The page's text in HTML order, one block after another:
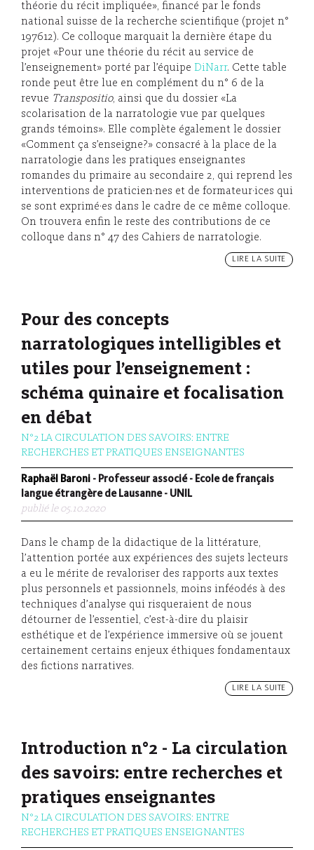
théorie du récit impliquée», financé par le fonds
national suisse de la recherche scientifique (projet n°
197612). Ce colloque marquait la dernière étape du
projet «Pour une théorie du récit au service de
l’enseignement» porté par l’équipe DiNarr. Cette table
ronde peut être lue en complément du n° 6 de la
revue Transpositio, ainsi que du dossier «La
scolarisation de la narratologie vue par quelques
grands témoins». Elle complète également le dossier
«Comment ça s’enseigne?» consacré à la place de la
narratologie dans les pratiques enseignantes
romandes du primaire au secondaire 2, qui reprend les
interventions de praticien·nes et de formateur·ices qui
se sont exprimé·es dans le cadre de ce même colloque.
On trouvera enfin le reste des contributions de ce
colloque dans n° 47 des Cahiers de narratologie.
LIRE LA SUITE
Pour des concepts
narratologiques intelligibles et
utiles pour l’enseignement :
schéma quinaire et focalisation
en débat
N°2 LA CIRCULATION DES SAVOIRS: ENTRE
RECHERCHES ET PRATIQUES ENSEIGNANTES
Raphaël Baroni - Professeur associé - Ecole de français
langue étrangère de Lausanne - UNIL
publié le 05.10.2020
Dans le champ de la didactique de la littérature,
l’attention portée aux expériences des sujets lecteurs
a eu le mérite de revaloriser des rapports aux textes
plus personnels et passionnels, moins inféodés à des
techniques d’analyse qui risqueraient de nous
détourner de l’essentiel, c’est-à-dire du plaisir
esthétique et de l’expérience immersive où se jouent
certainement certains enjeux éthiques fondamentaux
des fictions narratives.
LIRE LA SUITE
Introduction n°2 - La circulation
des savoirs: entre recherches et
pratiques enseignantes
N°2 LA CIRCULATION DES SAVOIRS: ENTRE
RECHERCHES ET PRATIQUES ENSEIGNANTES